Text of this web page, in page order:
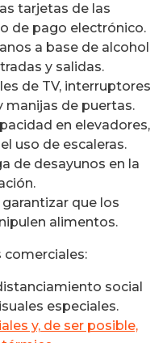
tarjetas de las
de pago electrónico.
a base de alcohol
y salidas.
de TV, interruptores
manijas de puertas.
en elevadores,
uso de escaleras.
de desayunos en la
que los
alimentos.
social
especiales.
y, de ser posible,